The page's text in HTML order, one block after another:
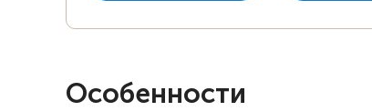
Особенности